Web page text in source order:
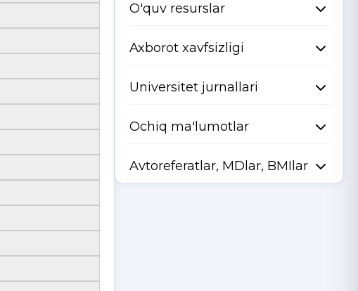
O'quv resurslar
Axborot xavfsizligi
Universitet jurnallari
Ochiq ma'lumotlar
Avtoreferatlar, MDlar, BMIlar